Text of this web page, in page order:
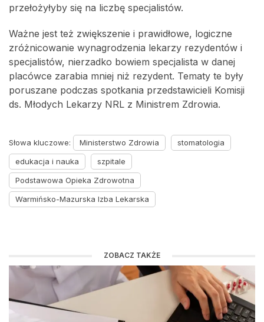
przełożyłyby się na liczbę specjalistów.
Ważne jest też zwiększenie i prawidłowe, logiczne
zróżnicowanie wynagrodzenia lekarzy rezydentów i
specjalistów, nierzadko bowiem specjalista w danej
placówce zarabia mniej niż rezydent. Tematy te były
poruszane podczas spotkania przedstawicieli Komisji
ds. Młodych Lekarzy NRL z Ministrem Zdrowia.
Słowa kluczowe: Ministerstwo Zdrowia
stomatologia
edukacja i nauka
szpitale
Podstawowa Opieka Zdrowotna
Warmińsko-Mazurska Izba Lekarska
ZOBACZ TAKŻE